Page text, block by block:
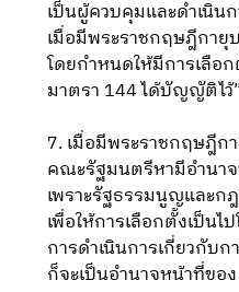
เป็นผู้ควบคุมและดำเนิน
เมื่อมีพระราชกฤษฎีกายุ
โดยกำหนดให้มีการเลื
มาตรา 144 ได้บัญญัติไว้
7. เมื่อมีพระราชกฤษฎีก
คณะรัฐมนตรีหามีอำนาจ
เพราะรัฐธรรมนูญและก
เพื่อให้การเลือกตั้งเป็น
การดำเนินการเกี่ยวกับ
ก็จะเป็นอำนาจหน้าที่ข